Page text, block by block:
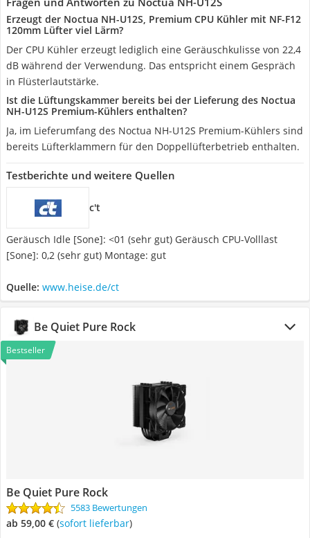
Erzeugt der Noctua NH-U12S, Premium CPU Kühler mit NF-F12
120mm Lüfter viel Lärm?
Der CPU Kühler erzeugt lediglich eine Geräuschkulisse von 22,4
dB während der Verwendung. Das entspricht einem Gespräch
in Flüsterlautstärke.
Ist die Lüftungskammer bereits bei der Lieferung des Noctua
NH-U12S Premium-Kühlers enthalten?
Ja, im Lieferumfang des Noctua NH-U12S Premium-Kühlers sind
bereits Lüfterklammern für den Doppellüfterbetrieb enthalten.
Testberichte und weitere Quellen
c't
Geräusch Idle [Sone]: <01 (sehr gut) Geräusch CPU-Volllast
[Sone]: 0,2 (sehr gut) Montage: gut
Quelle: www.heise.de/ct
Be Quiet Pure Rock
Bestseller
Be Quiet Pure Rock
5583 Bewertungen
ab 59,00 € ( Sofort lieferbar)